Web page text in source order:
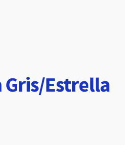
Gris/Estrella